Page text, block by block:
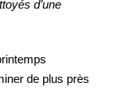
d’une
de plus près